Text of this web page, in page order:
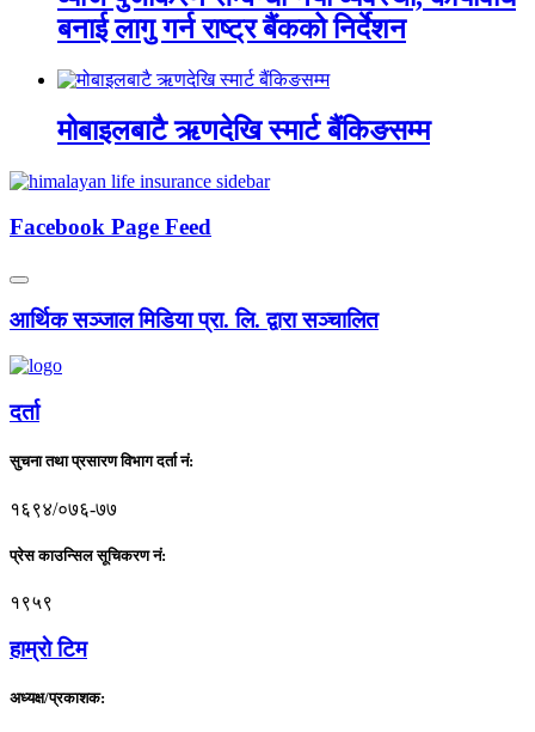
बनाई लागु गर्न राष्ट्र बैंकको निर्देशन
मोबाइलबाटै ऋणदेखि स्मार्ट बैंकिङसम्म
Facebook Page Feed
आर्थिक सञ्जाल मिडिया प्रा. लि. द्वारा सञ्चालित
दर्ता
सुचना तथा प्रसारण विभाग दर्ता नं:
१६९४/०७६-७७
प्रेस काउन्सिल सूचिकरण नं:
१९५९
हाम्राे टिम
अध्यक्ष/प्रकाशक: